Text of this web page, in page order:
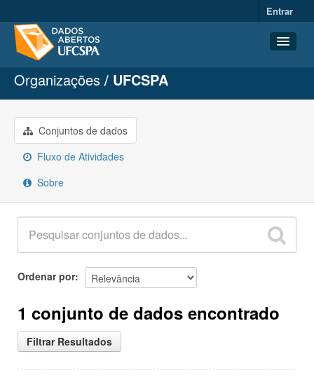
Entrar
Conjuntos de dados
Organizações
Grupos
Sobre
Organizações UFCSPA
Conjuntos de dados
Fluxo de Atividades
Sobre
Ordenar por
1 conjunto de dados encontrado
Filtrar Resultados